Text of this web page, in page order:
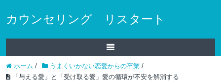
カウンセリング リスタート
ホーム / うまくいかない恋愛からの卒業 /
「与える愛」と「受け取る愛」愛の循環が不安を解消する